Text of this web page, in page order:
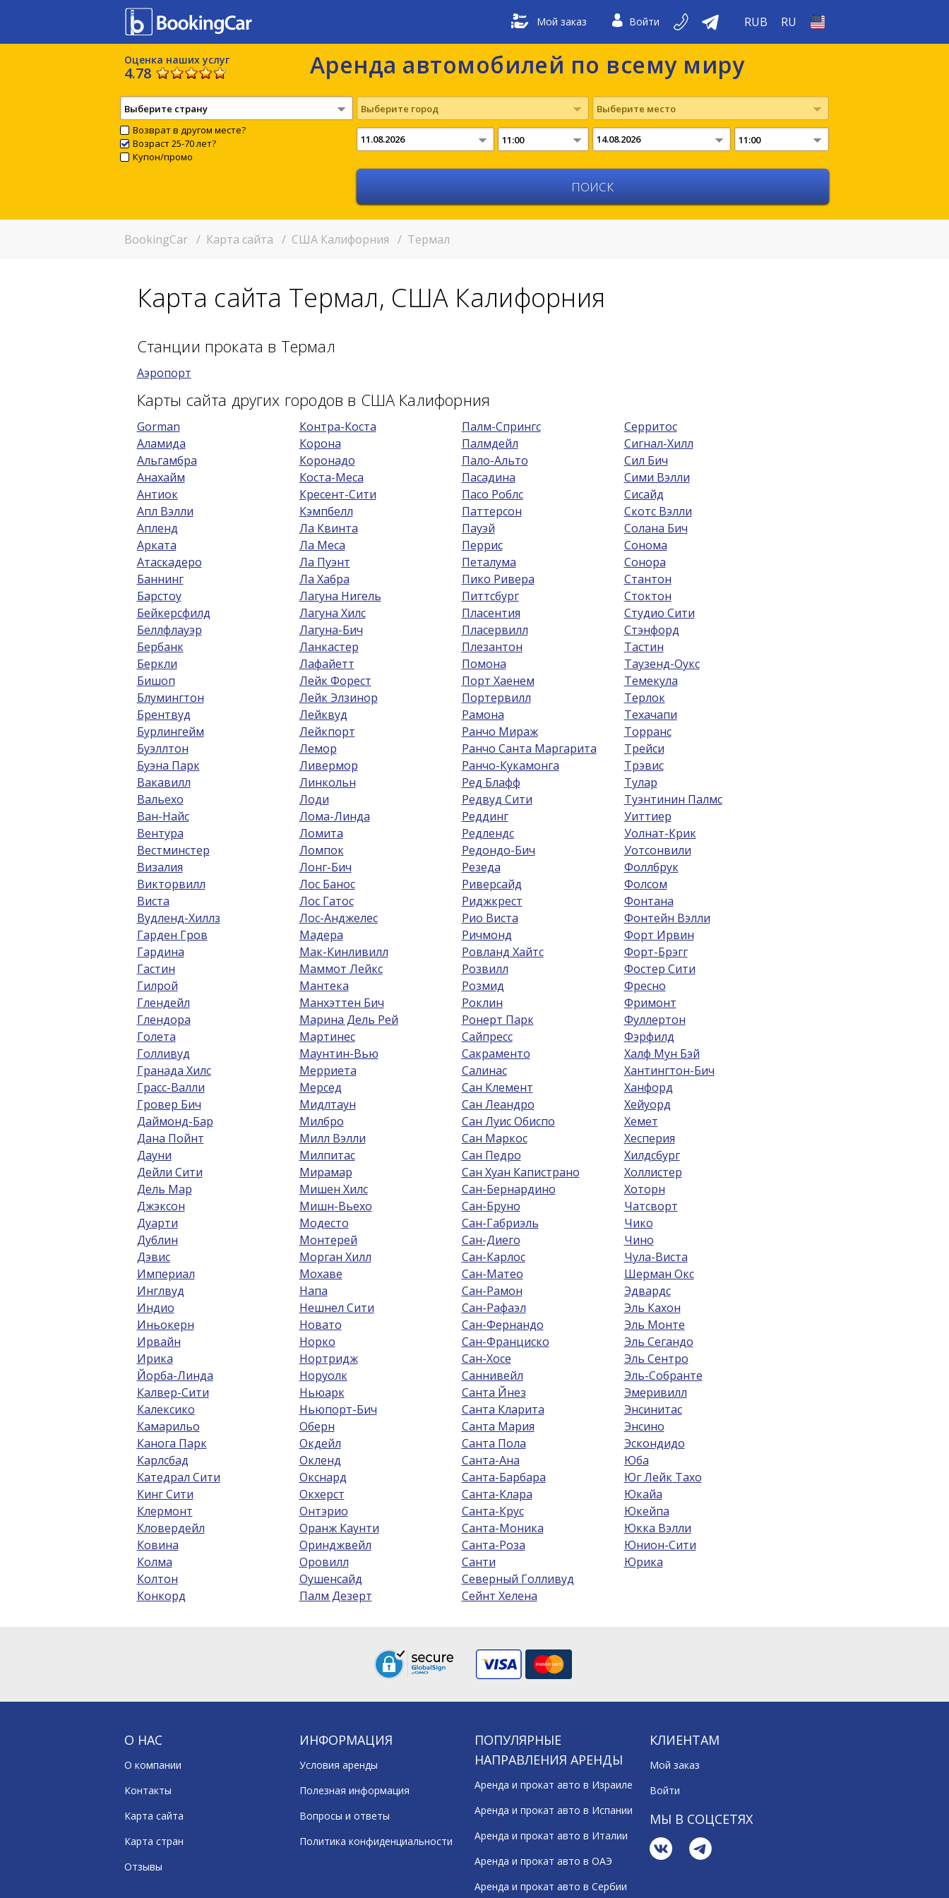
Мой заказ Войти RUB RU
Оценка наших услуг
4.78 Аренда автомобилей по всему миру
Выберите страну Выберите город Выберите место
11:00 11:00
Возврат в другом месте?
Возраст 25-70 лет?
Купон/промо
BookingCar / Карта сайта / США Калифорния / Термал
Карта сайта Термал, США Калифорния
Станции проката в Термал
Аэропорт
Карты сайта других городов в США Калифорния
Gorman
Аламида
Альгамбра
Анахайм
Антиок
Апл Вэлли
Апленд
Арката
Атаскадеро
Баннинг
Барстоу
Бейкерсфилд
Беллфлауэр
Бербанк
Беркли
Бишоп
Блумингтон
Брентвуд
Бурлингейм
Буэллтон
Буэна Парк
Вакавилл
Вальехо
Ван-Найс
Вентура
Вестминстер
Визалия
Викторвилл
Виста
Вудленд-Хиллз
Гарден Гров
Гардина
Гастин
Гилрой
Глендейл
Глендора
Голета
Голливуд
Гранада Хилс
Грасс-Валли
Гровер Бич
Даймонд-Бар
Дана Пойнт
Дауни
Дейли Сити
Дель Мар
Джэксон
Дуарти
Дублин
Дэвис
Империал
Инглвуд
Индио
Иньокерн
Ирвайн
Ирика
Йорба-Линда
Калвер-Сити
Калексико
Камарильо
Канога Парк
Карлсбад
Катедрал Сити
Кинг Сити
Клермонт
Кловердейл
Ковина
Колма
Колтон
Конкорд
Контра-Коста
Корона
Коронадо
Коста-Меса
Кресент-Сити
Кэмпбелл
Ла Квинта
Ла Меса
Ла Пуэнт
Ла Хабра
Лагуна Нигель
Лагуна Хилс
Лагуна-Бич
Ланкастер
Лафайетт
Лейк Форест
Лейк Элзинор
Лейквуд
Лейкпорт
Лемор
Ливермор
Линкольн
Лоди
Лома-Линда
Ломита
Ломпок
Лонг-Бич
Лос Банос
Лос Гатос
Лос-Анджелес
Мадера
Мак-Кинливилл
Маммот Лейкс
Мантека
Манхэттен Бич
Марина Дель Рей
Мартинес
Маунтин-Вью
Мерриета
Мерсед
Мидлтаун
Милбро
Милл Вэлли
Милпитас
Мирамар
Мишен Хилс
Мишн-Вьехо
Модесто
Монтерей
Морган Хилл
Мохаве
Напа
Нешнел Сити
Новато
Норко
Нортридж
Норуолк
Ньюарк
Ньюпорт-Бич
Оберн
Окдейл
Окленд
Окснард
Окхерст
Онтэрио
Оранж Каунти
Оринджвейл
Оровилл
Оушенсайд
Палм Дезерт
Палм-Спрингс
Палмдейл
Пало-Альто
Пасадина
Пасо Роблс
Паттерсон
Пауэй
Перрис
Петалума
Пико Ривера
Питтсбург
Пласентия
Пласервилл
Плезантон
Помона
Порт Хаенем
Портервилл
Рамона
Ранчо Мираж
Ранчо Санта Маргарита
Ранчо-Кукамонга
Ред Блафф
Редвуд Сити
Реддинг
Редлендс
Редондо-Бич
Резеда
Риверсайд
Риджкрест
Рио Виста
Ричмонд
Ровланд Хайтс
Розвилл
Розмид
Роклин
Ронерт Парк
Сайпресс
Сакраменто
Салинас
Сан Клемент
Сан Леандро
Сан Луис Обиспо
Сан Маркос
Сан Педро
Сан Хуан Капистрано
Сан-Бернардино
Сан-Бруно
Сан-Габриэль
Сан-Диего
Сан-Карлос
Сан-Матео
Сан-Рамон
Сан-Рафаэл
Сан-Фернандо
Сан-Франциско
Сан-Хосе
Саннивейл
Санта Йнез
Санта Кларита
Санта Мария
Санта Пола
Санта-Ана
Санта-Барбара
Санта-Клара
Санта-Крус
Санта-Моника
Санта-Роза
Санти
Северный Голливуд
Сейнт Хелена
Серритос
Сигнал-Хилл
Сил Бич
Сими Вэлли
Сисайд
Скотс Вэлли
Солана Бич
Сонома
Сонора
Стантон
Стоктон
Студио Сити
Стэнфорд
Тастин
Таузенд-Оукс
Темекула
Терлок
Техачапи
Торранс
Трейси
Трэвис
Тулар
Туэнтинин Палмс
Уиттиер
Уолнат-Крик
Уотсонвили
Фоллбрук
Фолсом
Фонтана
Фонтейн Вэлли
Форт Ирвин
Форт-Брэгг
Фостер Сити
Фресно
Фримонт
Фуллертон
Фэрфилд
Халф Мун Бэй
Хантингтон-Бич
Ханфорд
Хейуорд
Хемет
Хесперия
Хилдсбург
Холлистер
Хоторн
Чатсворт
Чико
Чино
Чула-Виста
Шерман Окс
Эдвардс
Эль Кахон
Эль Монте
Эль Сегандо
Эль Сентро
Эль-Собрантe
Эмеривилл
Энсинитас
Энсино
Эскондидо
Юба
Юг Лейк Тахо
Юкайа
Юкейпа
Юкка Вэлли
Юнион-Сити
Юрика
О НАС
О компании
Контакты
Карта сайта
Карта стран
Отзывы
ИНФОРМАЦИЯ
Условия аренды
Полезная информация
Вопросы и ответы
Политика конфиденциальности
ПОПУЛЯРНЫЕ
НАПРАВЛЕНИЯ АРЕНДЫ
Аренда и прокат авто в Израиле
Аренда и прокат авто в Испании
Аренда и прокат авто в Италии
Аренда и прокат авто в ОАЭ
Аренда и прокат авто в Сербии
КЛИЕНТАМ
Мой заказ
Войти
МЫ В СОЦСЕТЯХ